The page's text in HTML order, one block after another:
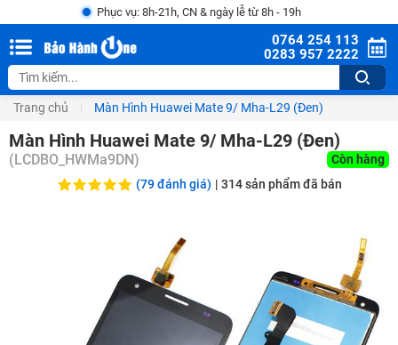
Phục vụ: 8h-21h, CN & ngày lễ từ 8h - 19h
0764 254 113
0283 957 2222
Trang chủ Màn Hình Huawei Mate 9/ Mha-L29 (Đen)
Màn Hình Huawei Mate 9/ Mha-L29 (Đen)
(LCDBO_HWMa9DN)
Còn hàng
(79 đánh giá) | 314sản phẩm đã bán